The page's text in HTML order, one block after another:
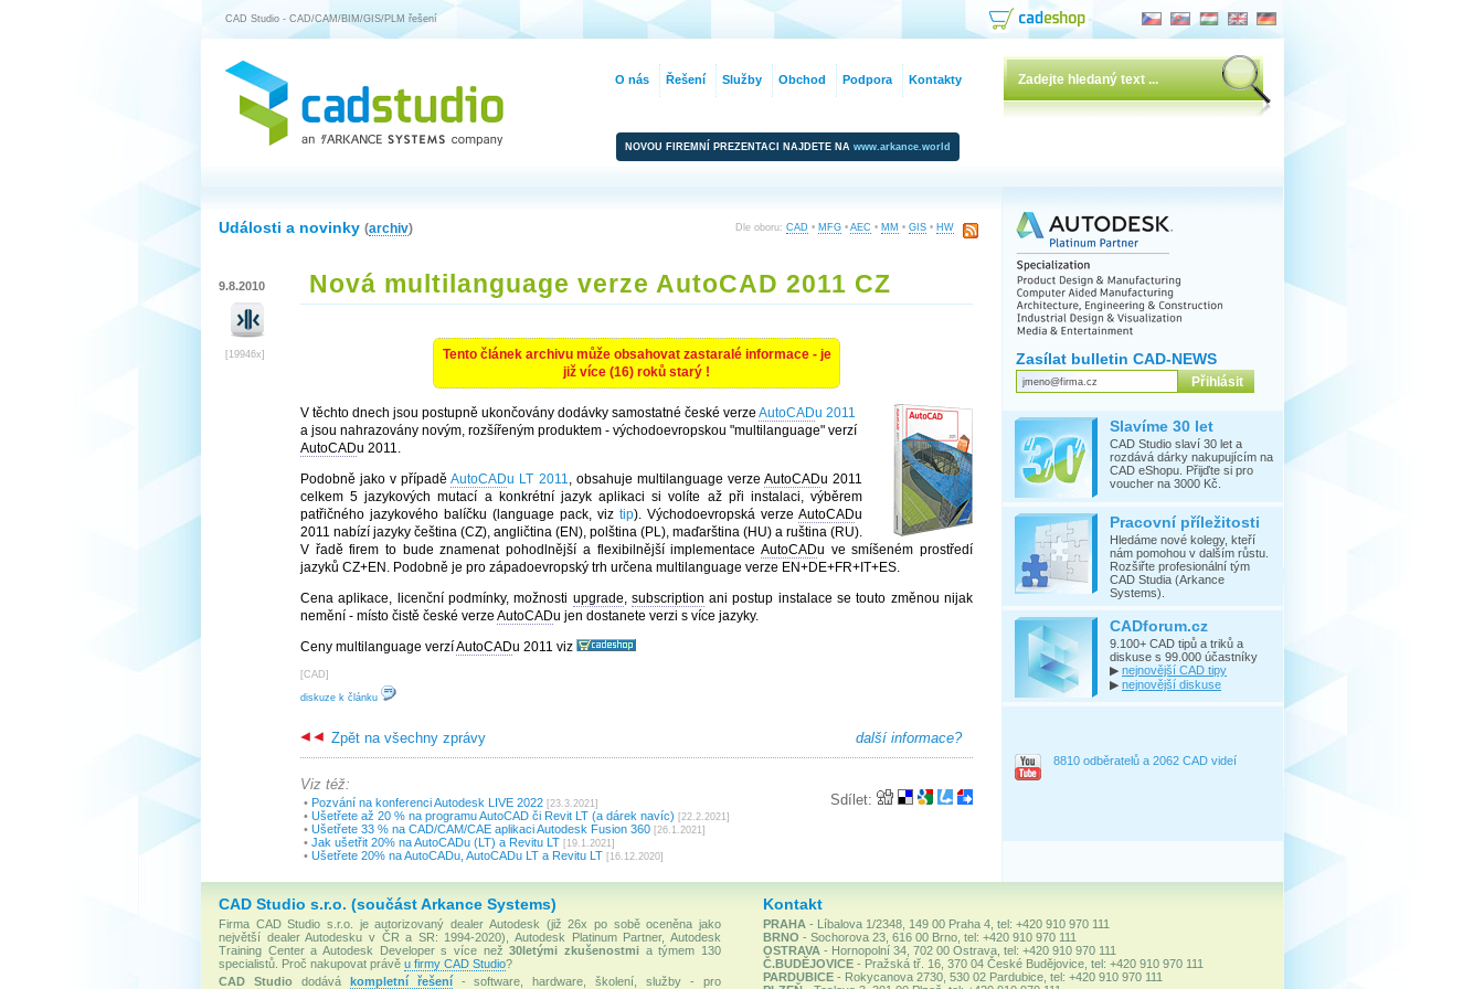
CAD Studio - CAD/CAM/BIM/GIS/PLM řešení
NOVOU FIREMNÍ PREZENTACI NAJDETE NA www.arkance.world
Dle oboru: CAD • MFG • AEC • MM • GIS • HW
Události a novinky (archiv)
9.8.2010
[19946x]
Nová multilanguage verze AutoCAD 2011 CZ
Tento článek archivu může obsahovat zastaralé informace - je
již více (16) roků starý !
V těchto dnech jsou postupně ukončovány dodávky samostatné české verze AutoCADu 2011
a jsou nahrazovány novým, rozšířeným produktem - východoevropskou "multilanguage" verzí
AutoCADu 2011.
Podobně jako v případěAutoCADu LT 2011, obsahuje multilanguage verze AutoCADu 2011
celkem 5 jazykových mutací a konkrétní jazyk aplikaci si volíte až při instalaci, výběrem
patřičného jazykového balíčku (language pack, viz tip). Východoevropská verze AutoCADu
2011 nabízí jazyky čeština (CZ), angličtina (EN), polština (PL), maďarština (HU) a ruština (RU).
V řadě firem to bude znamenat pohodlnější a flexibilnější implementace AutoCADu ve smíšeném prostředí
jazyků CZ+EN. Podobně je pro západoevropský trh určena multilanguage verze EN+DE+FR+IT+ES.
Cena aplikace, licenční podmínky, možnosti upgrade, subscription ani postup instalace se touto změnou nijak
nemění - místo čistě české verze AutoCADu jen dostanete verzi s více jazyky.
Ceny multilanguage verzíAutoCADu 2011 viz
[CAD]
diskuze k článku
další informace?
Zpět na všechny zprávy
Sdílet:
Viz též:
• Pozvání na konferenci Autodesk LIVE 2022 [23.3.2021]
• Ušetřete až 20 % na programu AutoCAD či Revit LT (a dárek navíc) [22.2.2021]
• Ušetřete 33 % na CAD/CAM/CAE aplikaci Autodesk Fusion 360 [26.1.2021]
• Jak ušetřit 20% na AutoCADu (LT) a Revitu LT [19.1.2021]
• Ušetřete 20% na AutoCADu, AutoCADu LT a Revitu LT [16.12.2020]
Zasílat bulletin CAD-NEWS
Slavíme 30 let
CAD Studio slaví 30 let a
rozdává dárky nakupujícím na
CAD eShopu. Přijďte si pro
voucher na 3000 Kč.
Pracovní příležitosti
Hledáme nové kolegy, kteří
nám pomohou v dalším růstu.
Rozšiřte profesionální tým
CAD Studia (Arkance
Systems).
CADforum.cz
9.100+ CAD tipů a triků a
diskuse s 99.000 účastníky
▶ nejnovější CAD tipy
▶ nejnovější diskuse
8810 odběratelů a 2062 CAD videí
CAD Studio s.r.o. (součást Arkance Systems)
Firma CAD Studio s.r.o. je autorizovaný dealer Autodesk (již 26x po sobě oceněna jako
největší dealer Autodesku v ČR a SR: 1994-2020), Autodesk Platinum Partner, Autodesk
Training Center a Autodesk Developer s více než30letými zkušenostmi a týmem 130
specialistů. Proč nakupovat právě u firmy CAD Studio?
CAD Studiododává kompletní řešení- software, hardware, školení, služby - pro
Kontakt
PRAHA - Líbalova 1/2348, 149 00 Praha 4, tel: +420 910 970 111
BRNO - Sochorova 23, 616 00 Brno, tel: +420 910 970 111
OSTRAVA - Hornopolní 34, 702 00 Ostrava, tel: +420 910 970 111
Č.BUDĚJOVICE- Pražská tř. 16, 370 04 České Budějovice, tel: +420 910 970 111
PARDUBICE- Rokycanova 2730, 530 02 Pardubice, tel: +420 910 970 111
O nás Řešení Služby Obchod Podpora Kontakty